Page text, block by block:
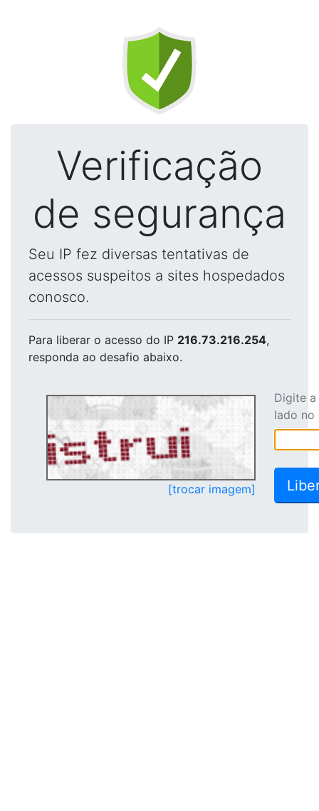
Verificação
de segurança
Seu IP fez diversas tentativas de
acessos suspeitos a sites hospedados
conosco.
Para liberar o acesso do IP 216.73.216.254,
responda ao desafio abaixo.
[trocar imagem]
Digite
lado no